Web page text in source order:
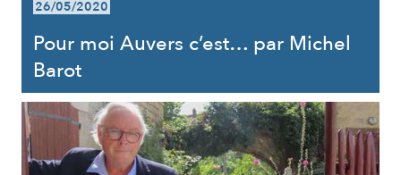
26/05/2020
Pour moi Auvers c’est… par Michel
Barot